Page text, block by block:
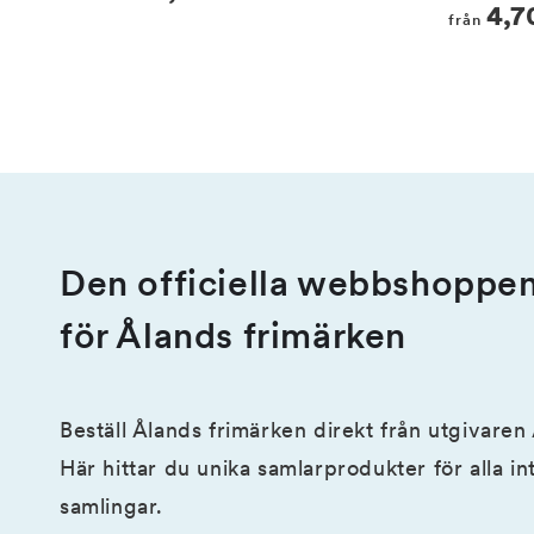
från
Den officiella
för Ålands frimärken
Beställ Ålands frimärken direkt från utgivaren
Här hittar du unika samlarprodukter för alla
samlingar.